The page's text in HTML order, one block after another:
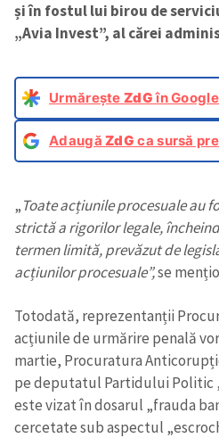
și în fostul lui birou de
„Avia Invest”, al cărei
Urmărește ZdGîn
AdaugăZdG ca sursă
„Toate acțiunile procesuale au
strictă a rigorilor legale,
termen limită, prevăzut de
acțiunilor procesuale”,se
Totodată, reprezentanții
acțiunile de urmărire penală
martie, Procuratura
pe deputatul Partidului Politic
este vizat în dosarul „frauda
cercetate sub aspectul